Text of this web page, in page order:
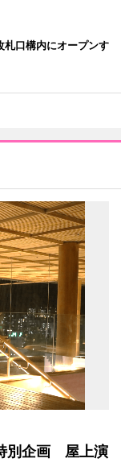
札口構内にオープンす
別企画 屋上演